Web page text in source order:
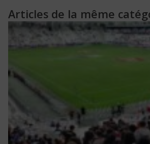
Articles de la même